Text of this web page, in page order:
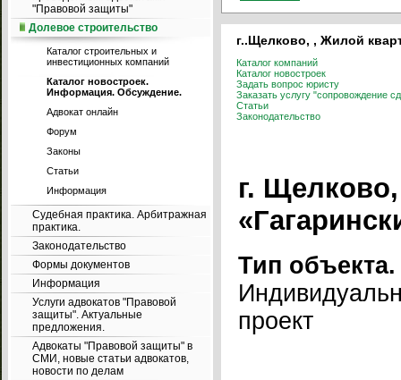
"Правовой защиты"
Долевое строительство
Каталог строительных и
инвестиционных компаний
Каталог новостроек.
Информация. Обсуждение.
Адвокат онлайн
Форум
Законы
Статьи
Информация
Судебная практика. Арбитражная
практика.
Законодательство
Формы документов
Информация
Услуги адвокатов "Правовой
защиты". Актуальные
предложения.
Адвокаты "Правовой защиты" в
СМИ, новые статьи адвокатов,
новости по делам
г..Щелково, , Жилой
Каталог компаний
Каталог новостроек
Задать вопрос юристу
Заказать услугу "сопровождение
Статьи
Законодательство
г.
Тип объекта.
проект